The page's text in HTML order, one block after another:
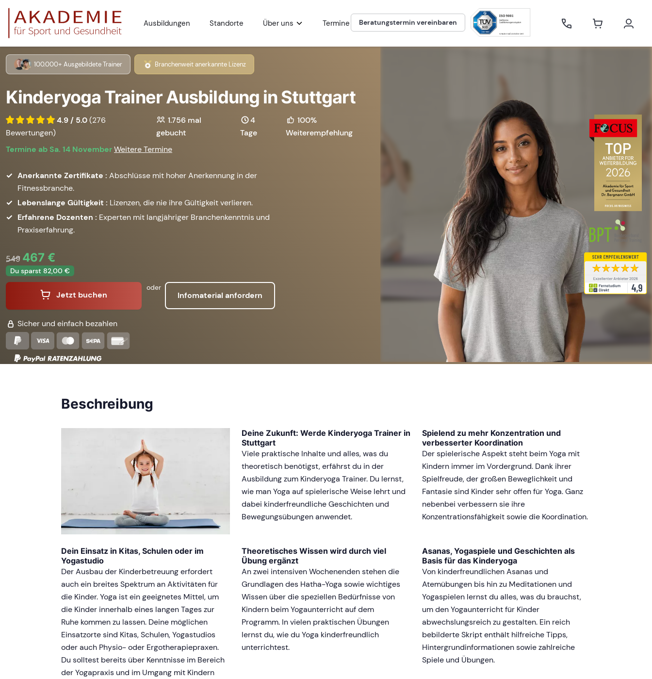
Ausbildungen Standorte Über uns Termine Beratungstermin vereinbaren
100.000+ Ausgebildete Trainer Branchenweit anerkannte Lizenz
Kinderyoga Trainer Ausbildung in Stuttgart
4.9 / 5.0(276
Bewertungen)
1.756 mal
gebucht
4
Tage
100%
Weiterempfehlung
Termine ab Sa. 14 NovemberWeitere Termine
Anerkannte Zertifikate : Abschlüsse mit hoher Anerkennung in der
Fitnessbranche.
Lebenslange Gültigkeit : Lizenzen, die nie ihre Gültigkeit verlieren.
Erfahrene Dozenten : Experten mit langjähriger Branchenkenntnis und
Praxiserfahrung.
549 467 €
Du sparst 82,00 €
Jetzt buchen
oder
Infomaterial anfordern
Sicher und einfach bezahlen
Beschreibung
Deine Zukunft: Werde Kinderyoga Trainer in
Stuttgart
Viele praktische Inhalte und alles, was du
theoretisch benötigst, erfährst du in der
Ausbildung zum Kinderyoga Trainer. Du lernst,
wie man Yoga auf spielerische Weise lehrt und
dabei kinderfreundliche Geschichten und
Bewegungsübungen anwendet.
Spielend zu mehr Konzentration und
verbesserter Koordination
Der spielerische Aspekt steht beim Yoga mit
Kindern immer im Vordergrund. Dank ihrer
Spielfreude, der großen Beweglichkeit und
Fantasie sind Kinder sehr offen für Yoga. Ganz
nebenbei verbessern sie ihre
Konzentrationsfähigkeit sowie die Koordination.
Dein Einsatz in Kitas, Schulen oder im
Yogastudio
Der Ausbau der Kinderbetreuung erfordert
auch ein breites Spektrum an Aktivitäten für
die Kinder. Yoga ist ein geeignetes Mittel, um
die Kinder innerhalb eines langen Tages zur
Ruhe kommen zu lassen. Deine möglichen
Einsatzorte sind Kitas, Schulen, Yogastudios
oder auch Physio- oder Ergotherapiepraxen.
Du solltest bereits über Kenntnisse im Bereich
der Yogapraxis und im Umgang mit Kindern
Theoretisches Wissen wird durch viel
Übung ergänzt
An zwei intensiven Wochenenden stehen die
Grundlagen des Hatha-Yoga sowie wichtiges
Wissen über die speziellen Bedürfnisse von
Kindern beim Yogaunterricht auf dem
Programm. In vielen praktischen Übungen
lernst du, wie du Yoga kinderfreundlich
unterrichtest.
Asanas, Yogaspiele und Geschichten als
Basis für das Kinderyoga
Von kinderfreundlichen Asanas und
Atemübungen bis hin zu Meditationen und
Yogaspielen lernst du alles, was du brauchst,
um den Yogaunterricht für Kinder
abwechslungsreich zu gestalten. Ein reich
bebilderte Skript enthält hilfreiche Tipps,
Hintergrundinformationen sowie zahlreiche
Spiele und Übungen.